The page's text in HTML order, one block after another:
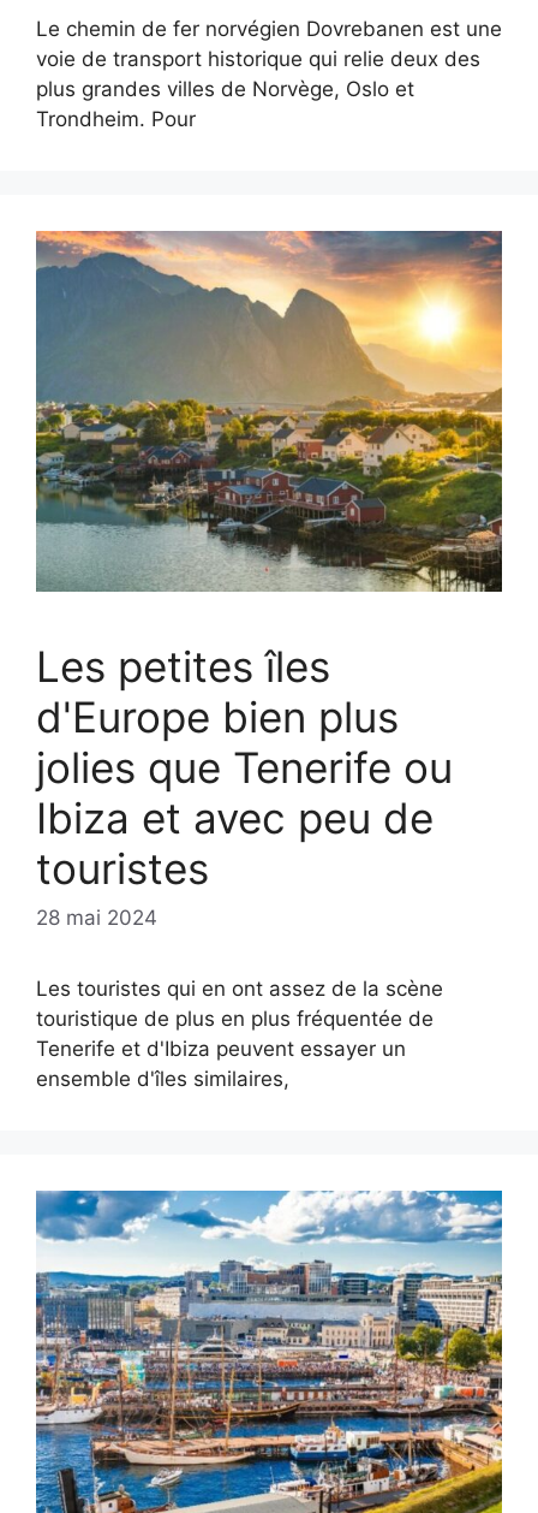
Le chemin de fer norvégien Dovrebanen est une
voie de transport historique qui relie deux des
plus grandes villes de Norvège, Oslo et
Trondheim. Pour
Les petites îles
d'Europe bien plus
jolies que Tenerife ou
Ibiza et avec peu de
touristes
28 mai 2024
Les touristes qui en ont assez de la scène
touristique de plus en plus fréquentée de
Tenerife et d'Ibiza peuvent essayer un
ensemble d'îles similaires,